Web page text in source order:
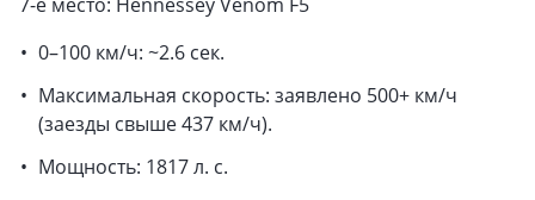
0–100 км/ч: ~2.6 сек.
Максимальная скорость: заявлено 500+ км/ч
(заезды свыше 437 км/ч).
Мощность: 1817 л. с.